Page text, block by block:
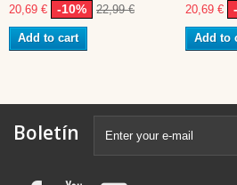
20,69 € -10% 22,99 €
Add to cart
20,69 €
Add to
Boletín